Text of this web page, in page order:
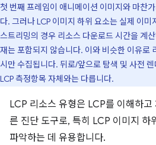
첫 번째 프레임이 애니메이션 이미지와 마찬
다. 그러나 LCP 이미지 하위 요소는 실제 이
스트리밍의 경우 리소스 다운로드 시간을 계
재는 포함되지 않습니다. 이와 비슷한 이유로
시만 수집됩니다. 뒤로/앞으로 탐색 및 사전
LCP 측정항목 자체와는 다릅니다.
LCP 리소스 유형은 LCP를 이해하
른 진단 도구로, 특히 LCP 이미지 하
파악하는 데 유용합니다.